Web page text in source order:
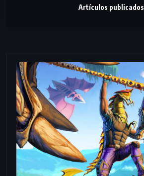
Artículos publicados